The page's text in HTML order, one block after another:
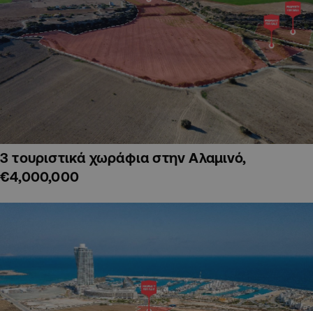
3 τουριστικά χωράφια στην Αλαμινό,
€4,000,000